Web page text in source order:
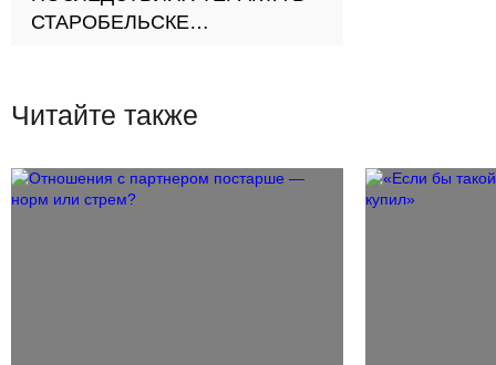
СТАРОБЕЛЬСКЕ
подробности страшной
Читайте также